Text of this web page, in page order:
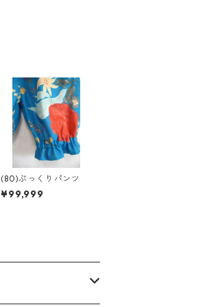
(80)ぷっくりパンツ
¥99,999